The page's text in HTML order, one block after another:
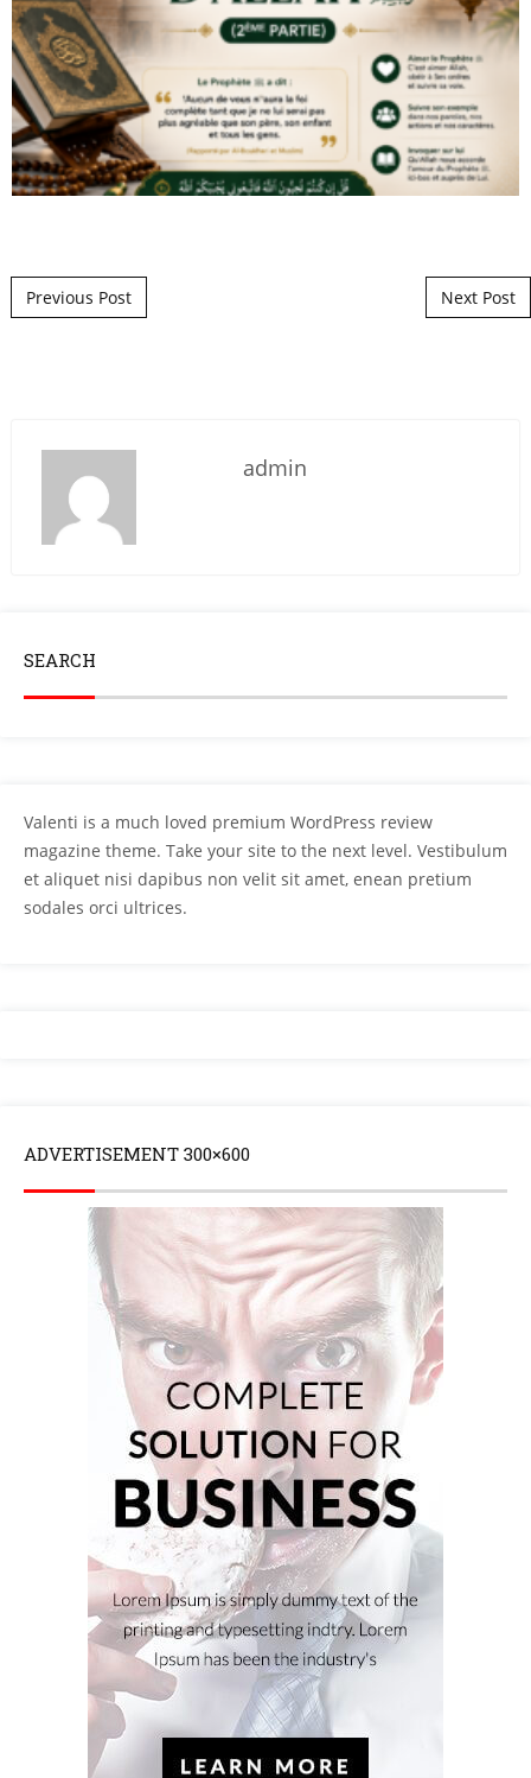
Post navigation
Previous Post Next Post
admin
SEARCH
Valenti is a much loved premium WordPress review
magazine theme. Take your site to the next level. Vestibulum
et aliquet nisi dapibus non velit sit amet, enean pretium
sodales orci ultrices.
ADVERTISEMENT 300×600